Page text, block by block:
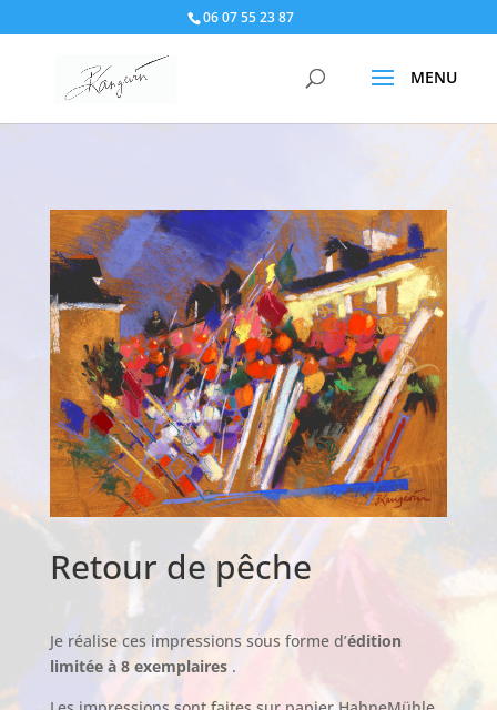
06 07 55 23 87
Retour de pêche
Je réalise ces impressions sous forme d’édition
limitée à 8 exemplaires.